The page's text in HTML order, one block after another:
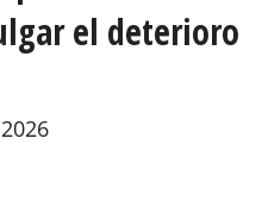
el deterioro